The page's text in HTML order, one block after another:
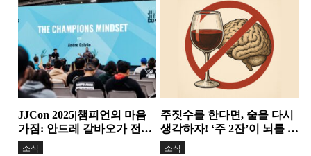
의 활용
스탠딩
논란이 던진 구조적...
JJCon 2025|챔피언의 마음
가짐: 안드레 갈바오가 전한
정신력과 변화의 힘
소식
주짓수를 한다면, 술을 다시
생각하자! ‘주 2잔’이 뇌를 줄
인다. 기술보다 더...
소식